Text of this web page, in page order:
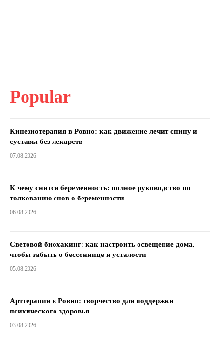
Popular
Кинезиотерапия в Ровно: как движение лечит спину и
суставы без лекарств
07.08.2026
К чему снится беременность: полное руководство по
толкованию снов о беременности
06.08.2026
Световой биохакинг: как настроить освещение дома,
чтобы забыть о бессоннице и усталости
05.08.2026
Арттерапия в Ровно: творчество для поддержки
психического здоровья
03.08.2026